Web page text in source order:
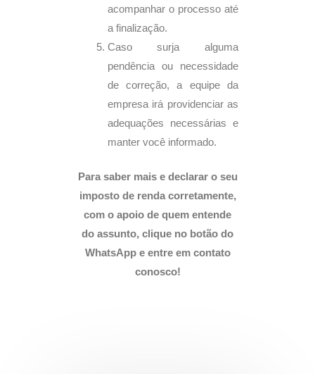
acompanhar o processo até
a finalização.
Caso surja alguma
pendência ou necessidade
de correção, a equipe da
empresa irá providenciar as
adequações necessárias e
manter você informado.
Para saber mais e declarar o seu
imposto de renda corretamente,
com o apoio de quem entende
do assunto, clique no botão do
WhatsApp e entre em contato
conosco!